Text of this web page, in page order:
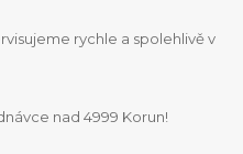
rychle a spolehlivě v
nad 4999 Korun!